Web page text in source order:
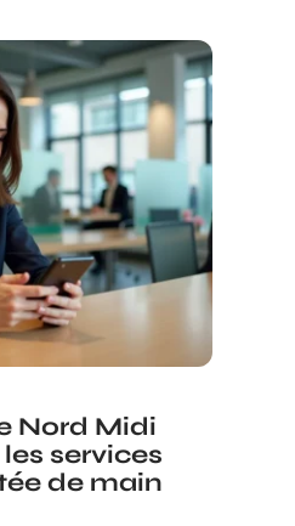
Nord Midi
services
de main